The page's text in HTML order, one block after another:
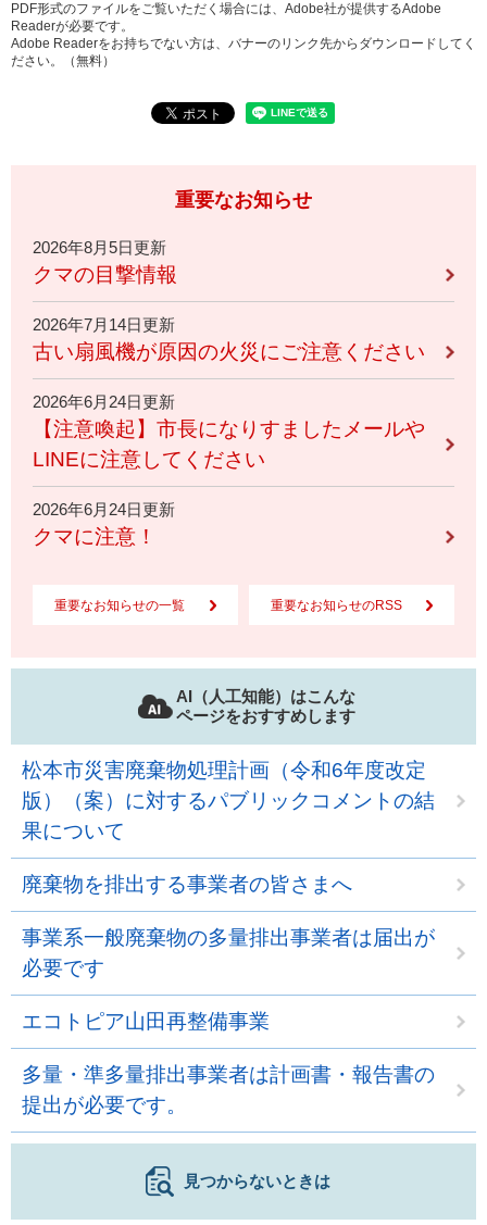
PDF形式のファイルをご覧いただく場合には、Adobe社が提供するAdobe
Readerが必要です。
Adobe Readerをお持ちでない方は、バナーのリンク先からダウンロードしてく
ださい。（無料）
重要なお知らせ
2026年8月5日更新
クマの目撃情報
2026年7月14日更新
古い扇風機が原因の火災にご注意ください
2026年6月24日更新
【注意喚起】市長になりすましたメールや
LINEに注意してください
2026年6月24日更新
クマに注意！
重要なお知らせの一覧 重要なお知らせのRSS
AI（人工知能）はこんな
ページをおすすめします
松本市災害廃棄物処理計画（令和6年度改定
版）（案）に対するパブリックコメントの結
果について
廃棄物を排出する事業者の皆さまへ
事業系一般廃棄物の多量排出事業者は届出が
必要です
エコトピア山田再整備事業
多量・準多量排出事業者は計画書・報告書の
提出が必要です。
見つからないときは